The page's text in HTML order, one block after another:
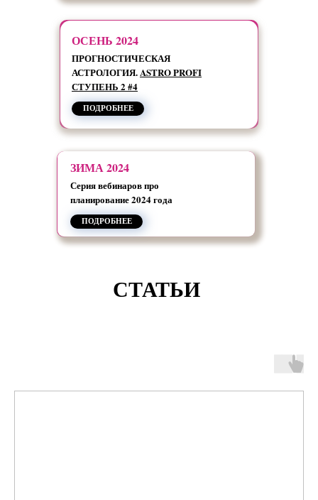
ОСЕНЬ 2024
ПРОГНОСТИЧЕСКАЯ
АСТРОЛОГИЯ.ASTRO PROFI
СТУПЕНЬ 2 #4
ПОДРОБНЕЕ
ЗИМА 2024
Серия вебинаров про
планирование 2024 года
ПОДРОБНЕЕ
СТАТЬИ